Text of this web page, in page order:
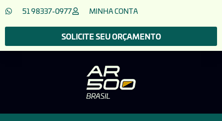
51 98337-0977 MINHA CONTA
SOLICITE SEU ORÇAMENTO